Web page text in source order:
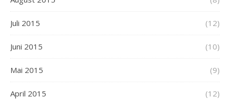
Juli 2015 (12)
Juni 2015 (10)
Mai 2015 (9)
April 2015 (12)